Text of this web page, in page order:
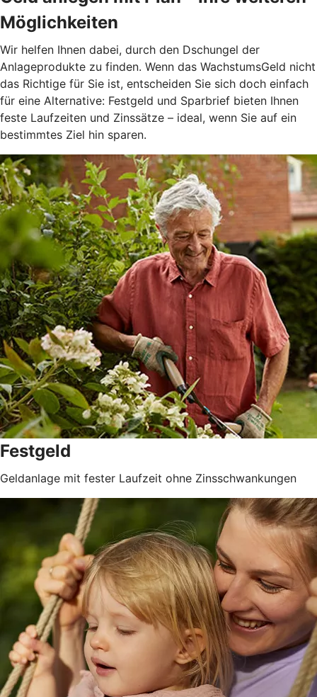
Möglichkeiten
Wir helfen Ihnen dabei, durch den Dschungel der
Anlageprodukte zu finden. Wenn das WachstumsGeld nicht
das Richtige für Sie ist, entscheiden Sie sich doch einfach
für eine Alternative: Festgeld und Sparbrief bieten Ihnen
feste Laufzeiten und Zinssätze – ideal, wenn Sie auf ein
bestimmtes Ziel hin sparen.
Festgeld
Geldanlage mit fester Laufzeit ohne Zinsschwankungen